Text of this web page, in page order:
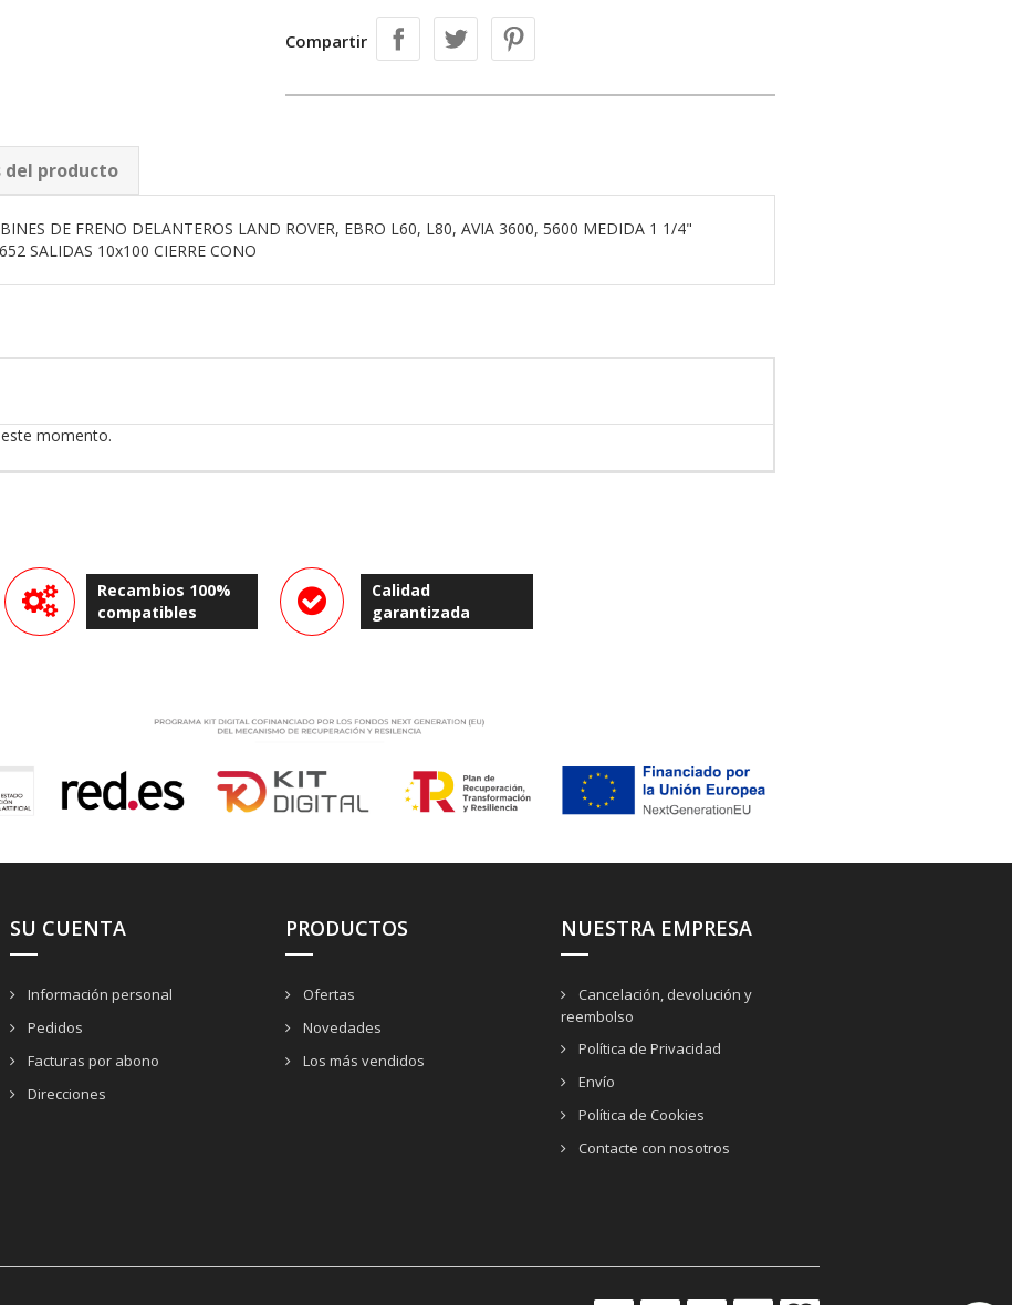
Compartir
del producto
DE FRENO DELANTEROS LAND ROVER, EBRO L60, L80, AVIA 3600, 5600 MEDIDA 1 1/4"
SALIDAS 10x100 CIERRE CONO
momento.
Recambios 100%
compatibles
Calidad
garantizada
SU CUENTA
Información personal
Pedidos
Facturas por abono
Direcciones
PRODUCTOS
Ofertas
Novedades
Los más vendidos
NUESTRA EMPRESA
Cancelación, devolución y
reembolso
Política de Privacidad
Envío
Política de Cookies
Contacte con nosotros